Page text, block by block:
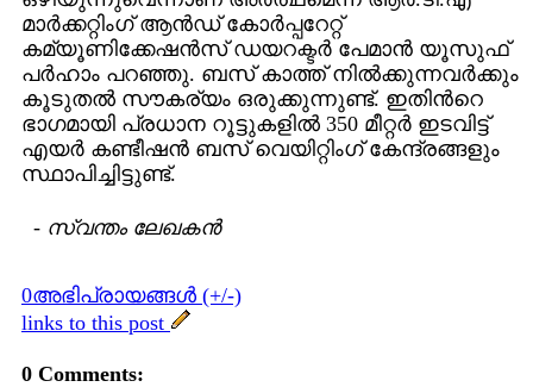
മാര്‍ക്കറ്റിംഗ് ആന്‍ഡ് കോര്‍പ്പറേറ്റ്
കമ്യൂണിക്കേഷന്‍സ് ഡയറക്ടര്‍ പേമാന്‍ യൂസുഫ്
പര്‍ഹാം പറഞ്ഞു. ബസ് കാത്ത് നില്‍ക്കുന്നവര്‍ക്കും
കൂടുതല്‍ സൗകര്യം ഒരുക്കുന്നുണ്ട്. ഇതിന്‍റെ
ഭാഗമായി പ്രധാന റൂട്ടുകളില്‍ 350 മീറ്റര്‍ ഇടവിട്ട്
എയര്‍ കണ്ടീഷന്‍ ബസ് വെയിറ്റിംഗ് കേന്ദ്രങ്ങളും
സ്ഥാപിച്ചിട്ടുണ്ട്.
- സ്വന്തം ലേഖകന്‍
0അഭിപ്രായങ്ങള്‍ (+/-)
links to this post
0 Comments: